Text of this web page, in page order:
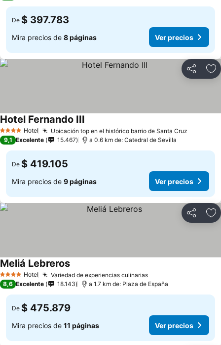
De $ 397.783
Mira precios de 8 páginas Ver precios
Compartir
4 EstrellasHotel Ubicación top en el histórico barrio de Santa Cruz
Hotel Fernando III
9,1 Excelente 15.467 a 0.6 km de: Catedral de Sevilla
De $ 419.105
Mira precios de 9 páginas Ver precios
Compartir
4 EstrellasHotel Variedad de experiencias culinarias
Meliá Lebreros
8,6 Excelente 18.143 a 1.7 km de: Plaza de España
De $ 475.879
Mira precios de 11 páginas Ver precios